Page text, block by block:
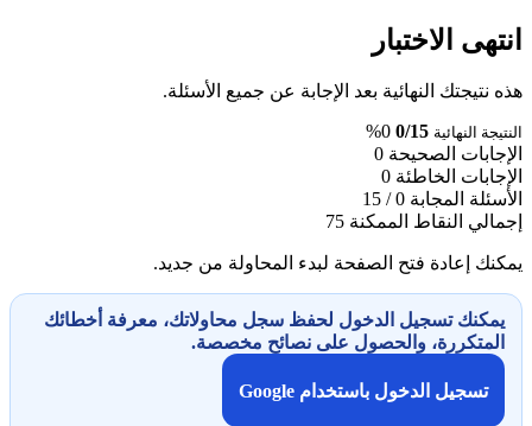
انتهى الاختبار
هذه نتيجتك النهائية بعد الإجابة عن جميع الأسئلة.
النتيجة النهائية 0/15
0%
الإجابات الصحيحة 0
الإجابات الخاطئة 0
الأسئلة المجابة 0 / 15
إجمالي النقاط الممكنة 75
يمكنك إعادة فتح الصفحة لبدء المحاولة من جديد.
يمكنك تسجيل الدخول لحفظ سجل محاولاتك، معرفة أخطائك
المتكررة، والحصول على نصائح مخصصة.
تسجيل الدخول باستخدام Google